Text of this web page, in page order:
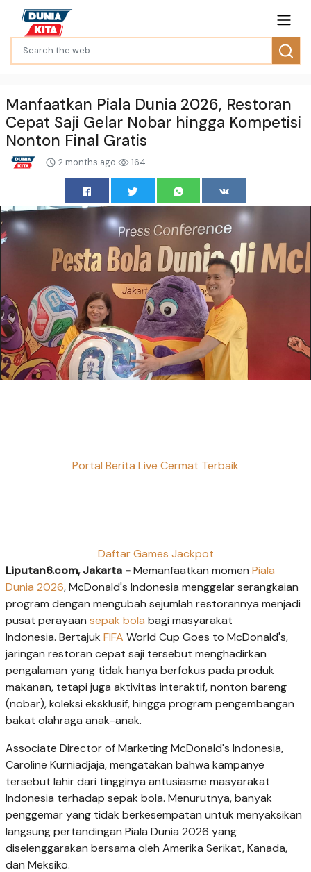
Manfaatkan Piala Dunia 2026, Restoran
Cepat Saji Gelar Nobar hingga Kompetisi
Nonton Final Gratis
2 months ago 164
Portal Berita Live Cermat Terbaik
Daftar Games Jackpot
Liputan6.com, Jakarta -Memanfaatkan momen Piala
Dunia 2026, McDonald's Indonesia menggelar serangkaian
program dengan mengubah sejumlah restorannya menjadi
pusat perayaan sepak bola bagi masyarakat
Indonesia. Bertajuk FIFA World Cup Goes to McDonald's,
jaringan restoran cepat saji tersebut menghadirkan
pengalaman yang tidak hanya berfokus pada produk
makanan, tetapi juga aktivitas interaktif, nonton bareng
(nobar), koleksi eksklusif, hingga program pengembangan
bakat olahraga anak-anak.
Associate Director of Marketing McDonald's Indonesia,
Caroline Kurniadjaja, mengatakan bahwa kampanye
tersebut lahir dari tingginya antusiasme masyarakat
Indonesia terhadap sepak bola. Menurutnya, banyak
penggemar yang tidak berkesempatan untuk menyaksikan
langsung pertandingan Piala Dunia 2026 yang
diselenggarakan bersama oleh Amerika Serikat, Kanada,
dan Meksiko.